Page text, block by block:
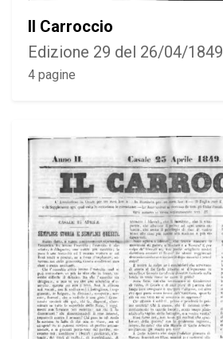
Il Carroccio
Edizione 29 del 26/04/1849
4 pagine